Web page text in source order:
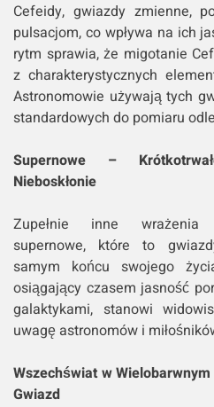
Cefeidy, gwiazdy zmienne,
pulsacjom, co wpływa na ich
rytm sprawia, że migotanie
z charakterystycznych
Astronomowie używają tych
standardowych do pomiaru
Supernowe –
Nieboskłonie
Zupełnie inne wrażenia
supernowe, które to
samym końcu swojego
osiągający czasem jasność
galaktykami, stanowi
uwagę astronomów i
Wszechświat w
Gwiazd